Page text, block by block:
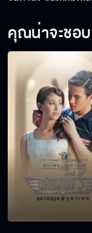
คุณน่าจะชอบ